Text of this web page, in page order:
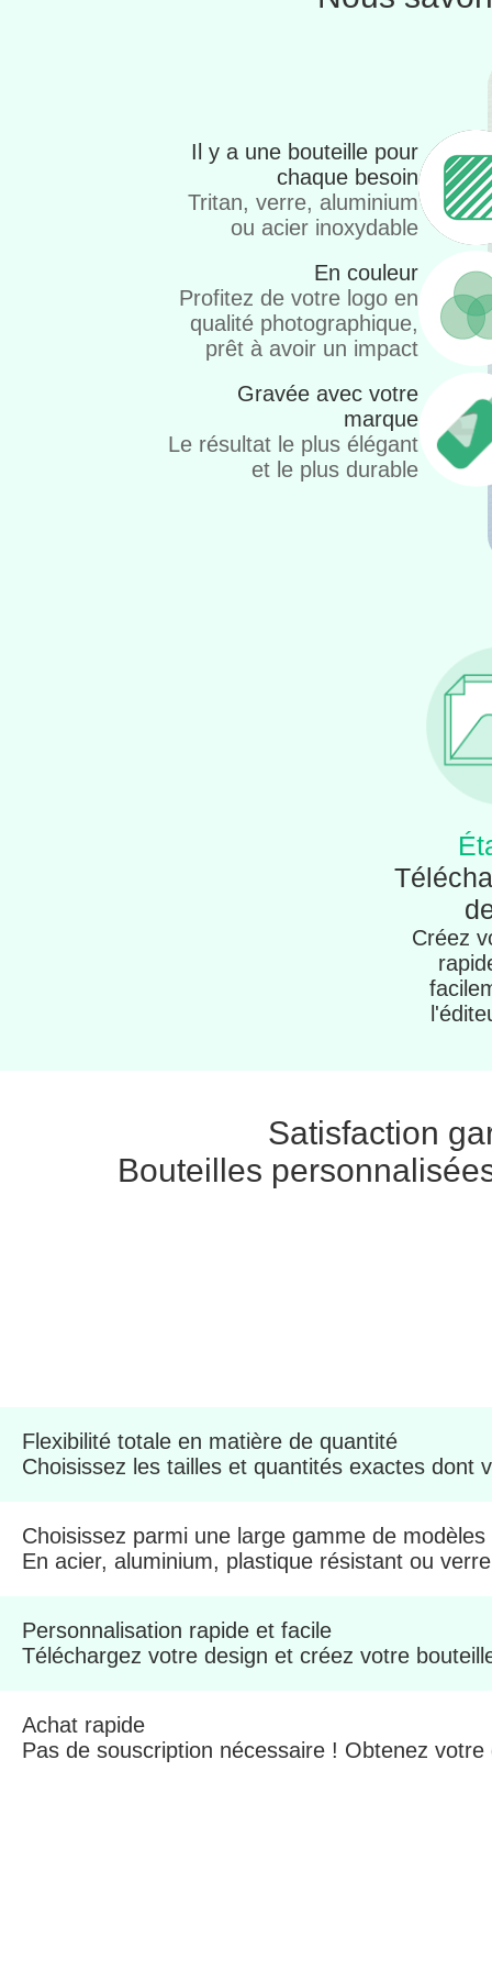
Il y a une bouteille pour
chaque besoin
Tritan, verre, aluminium
ou acier inoxydable
En couleur
Profitez de votre logo en
qualité photographique,
prêt à avoir un impact
Gravée avec votre
marque
Le résultat le plus élégant
et le plus durable
Créez
Satisfaction
Bouteilles
Flexibilité totale en matière de quantité
Choisissez les tailles et quantités exactes dont
Choisissez parmi une large gamme de modèles
En acier, aluminium, plastique résistant ou
Personnalisation rapide et facile
Téléchargez votre design et créez votre
Achat rapide
Pas de souscription nécessaire ! Obtenez